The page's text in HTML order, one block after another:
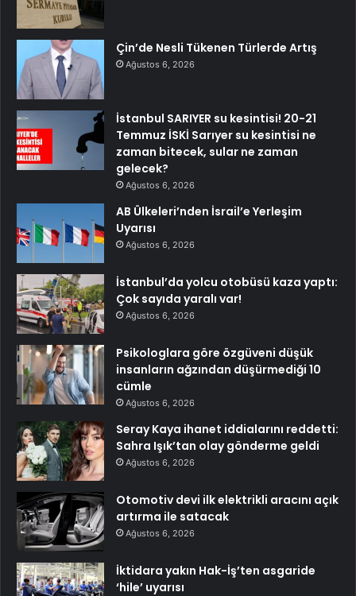
Çin’de Nesli Tükenen Türlerde Artış
Ağustos 6, 2026
İstanbul SARIYER su kesintisi! 20-21
Temmuz İSKİ Sarıyer su kesintisi ne
zaman bitecek, sular ne zaman
gelecek?
Ağustos 6, 2026
AB Ülkeleri’nden İsrail’e Yerleşim
Uyarısı
Ağustos 6, 2026
İstanbul’da yolcu otobüsü kaza yaptı:
Çok sayıda yaralı var!
Ağustos 6, 2026
Psikologlara göre özgüveni düşük
insanların ağzından düşürmediği 10
cümle
Ağustos 6, 2026
Seray Kaya ihanet iddialarını reddetti:
Sahra Işık’tan olay gönderme geldi
Ağustos 6, 2026
Otomotiv devi ilk elektrikli aracını açık
artırma ile satacak
Ağustos 6, 2026
İktidara yakın Hak-İş’ten asgaride
‘hile’ uyarısı